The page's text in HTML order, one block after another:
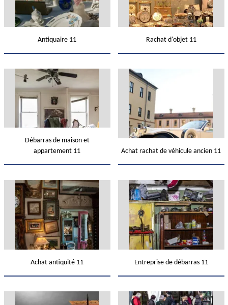
Antiquaire 11 Rachat d'objet 11
Débarras de maison et
appartement 11
Achat rachat de véhicule ancien 11
Achat antiquité 11 Entreprise de débarras 11